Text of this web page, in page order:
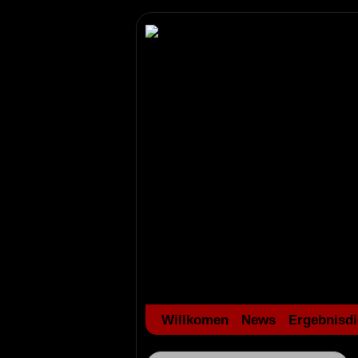
Willkomen News